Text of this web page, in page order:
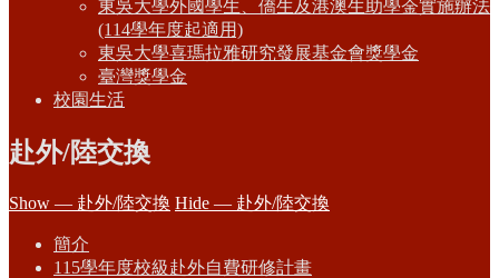
東吳大學外國學生、僑生及港澳生助學金實施辦法
(114學年度起適用)
東吳大學喜瑪拉雅研究發展基金會獎學金
臺灣獎學金
校園生活
赴外/陸交換
Show — 赴外/陸交換 Hide — 赴外/陸交換
簡介
115學年度校級赴外自費研修計畫